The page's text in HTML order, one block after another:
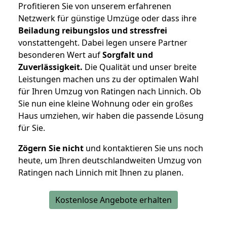
Profitieren Sie von unserem erfahrenen
Netzwerk für günstige Umzüge oder dass ihre
Beiladung reibungslos und stressfrei
vonstattengeht. Dabei legen unsere Partner
besonderen Wert aufSorgfalt und
Zuverlässigkeit. Die Qualität und unser breite
Leistungen machen uns zu der optimalen Wahl
für Ihren Umzug von Ratingen nach Linnich. Ob
Sie nun eine kleine Wohnung oder ein großes
Haus umziehen, wir haben die passende Lösung
für Sie.
Zögern Sie nicht und kontaktieren Sie uns noch
heute, um Ihren deutschlandweiten Umzug von
Ratingen nach Linnich mit Ihnen zu planen.
Kostenlose Angebote erhalten